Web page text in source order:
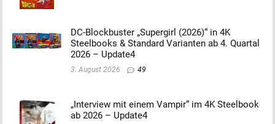
DC-Blockbuster „Supergirl (2026)“ in 4K
Steelbooks & Standard Varianten ab 4. Quartal
2026 – Update4
3. August 2026 49
„Interview mit einem Vampir“ im 4K Steelbook
ab 2026 – Update4